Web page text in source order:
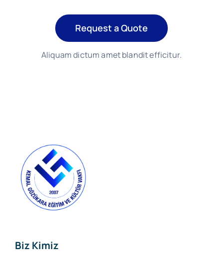
Request a Quote
Aliquam dictum amet blandit efficitur.
Biz Kimiz